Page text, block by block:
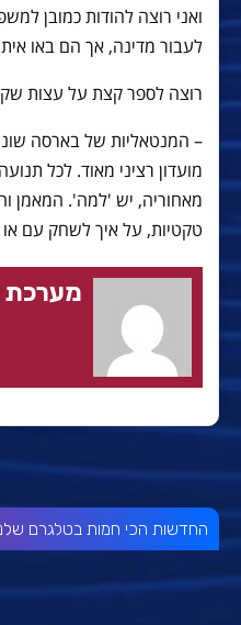
ואני רוצה להודות כמובן
לעבור מדינה, אך הם באו
רוצה לספר קצת על עצות
– המנטאליות של בארסה
מועדון רציני מאוד. לכל
מאחוריה, יש 'למה'. המאמן
טקטיות, על איך לשחק עם או
מערכת
החדשות הכי חמות בטלגרם